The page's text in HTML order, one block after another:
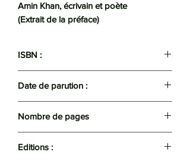
Amin Khan, écrivain et poète
(Extrait de la préface)
ISBN :
Date de parution :
Nombre de pages
Editions :